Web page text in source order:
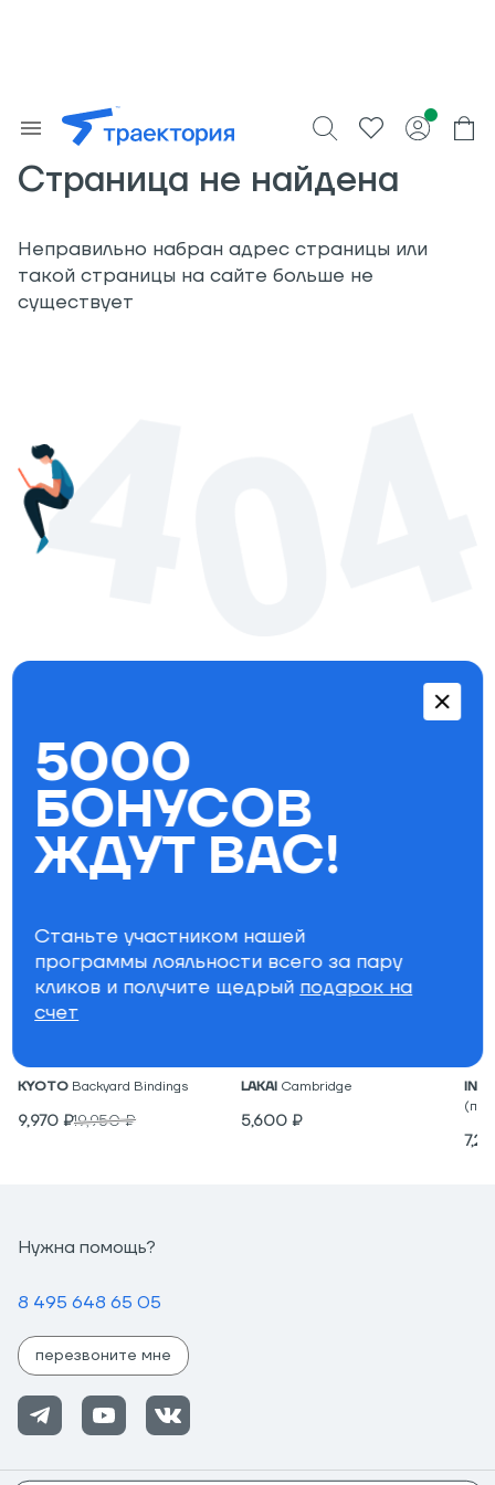
Страница не найдена
Неправильно набран адрес страницы или
такой страницы на сайте больше не
существует
Бестселлеры
Крепления для вейкборда
KYOTO Backyard Bindings
9,970 ₽19,950₽
LAKAI Cambridge
5,600 ₽
5000
БОНУСОВ
ЖДУТ ВАС!
Станьте участником нашей
программы лояльности всего за пару
кликов и получите щедрый подарок на
счет
Нужна помощь?
8 495 648 65 05
перезвоните мне